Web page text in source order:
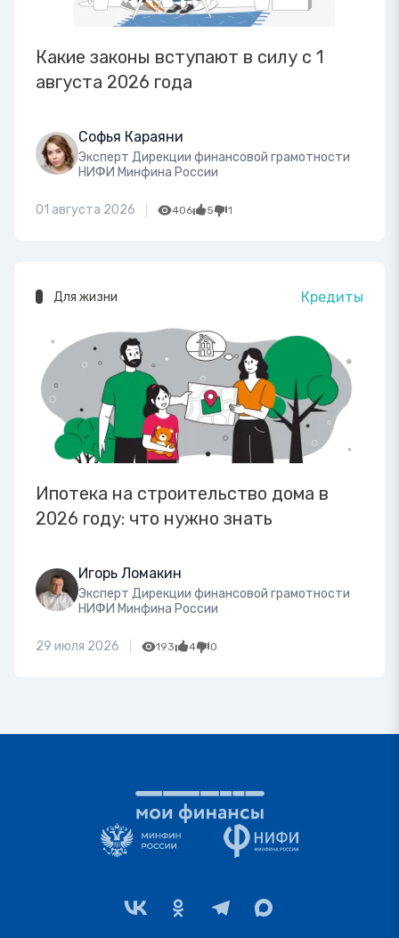
Какие законы вступают в силу с 1
августа 2026 года
Софья Караяни
Эксперт Дирекции финансовой грамотности
НИФИ Минфина России
01 августа 2026 406 5 1
Для жизни Кредиты
Ипотека на строительство дома в
2026 году: что нужно знать
Игорь Ломакин
Эксперт Дирекции финансовой грамотности
НИФИ Минфина России
29 июля 2026 193 4 0